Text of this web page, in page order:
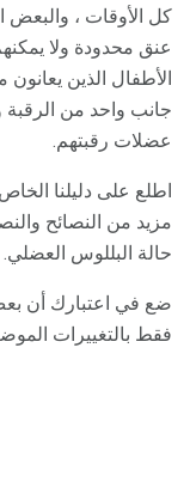
كل الأوقات ، والبعض
عنق محدودة ولا
الأطفال الذين
جانب واحد من
عضلات رقبتهم.
اطلع على دليلنا
مزيد من النصائح
حالة البللوس العضلي.
ضع في اعتبارك أن
فقط بالتغييرات